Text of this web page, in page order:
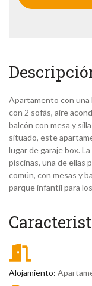
Apartamento con una
con 2 sofás, aire
balcón con mesa y
situado, este
lugar de garaje box.
piscinas, una de ellas
común, con mesas y
parque infantil para
Alojamiento: